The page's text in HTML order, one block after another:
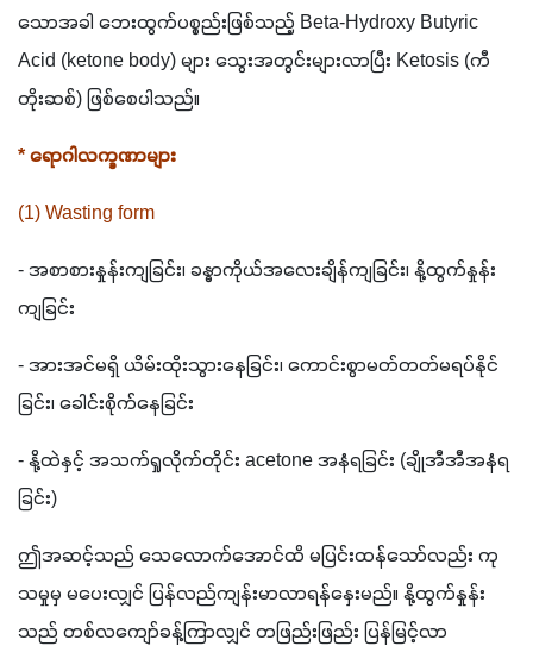
သောအခါ ဘေးထွက်ပစ္စည်းဖြစ်သည့် Beta-Hydroxy Butyric
Acid (ketone body) များ သွေးအတွင်းများလာပြီး Ketosis (ကီ
တိုးဆစ်) ဖြစ်စေပါသည်။
* ရောဂါလက္ခဏာများ
(1) Wasting form
- အစာစားနှုန်းကျခြင်း၊ ခန္ဓာကိုယ်အလေးချိန်ကျခြင်း၊ နို့ထွက်နှုန်း
ကျခြင်း
- အားအင်မရှိ ယိမ်းထိုးသွားနေခြင်း၊ ကောင်းစွာမတ်တတ်မရပ်နိုင်
ခြင်း၊ ခေါင်းစိုက်နေခြင်း
- နို့ထဲနှင့် အသက်ရှုလိုက်တိုင်း acetone အနံရခြင်း (ချိုအီအီအနံရ
ခြင်း)
ဤအဆင့်သည် သေလောက်အောင်ထိ မပြင်းထန်သော်လည်း ကု
သမှုမှ မပေးလျှင် ပြန်လည်ကျန်းမာလာရန်နှေးမည်။ နို့ထွက်နှုန်း
သည် တစ်လကျော်ခန့်ကြာလျှင် တဖြည်းဖြည်း ပြန်မြင့်လာ